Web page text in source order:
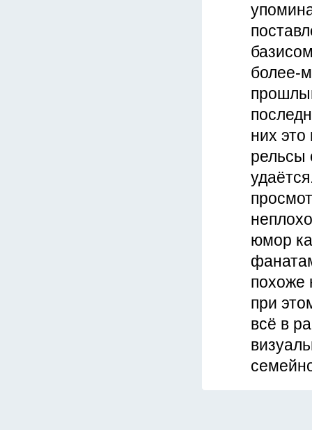
более-
них
рельсы
юмор
похоже
при
всё в